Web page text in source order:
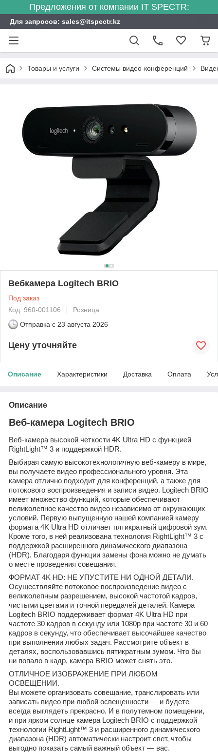
Предложения от компании IT SPECTR:
Для запросов: sales@itspectr.kz
Товары и услуги Системы видео-конференций
Вебкамера Logitech BRIO
Под заказ
Код: 960-001106
Розница
Отправка с 23 августа 2026
Цену уточняйте
Описание Характеристики Доставка Оплата
Описание
Веб-камера Logitech BRIO
Веб-камера высокой четкости 4K Ultra HD с функцией
RightLight™ 3 и поддержкой HDR.
Выбирая самую высокотехнологичную веб-камеру в мире,
вы получаете видео профессионального уровня. Эта
камера отлично подходит для конференций, а также для
потокового воспроизведения и записи видео. Logitech BRIO
имеет множество функций, которые обеспечивают
великолепное качество видео независимо от окружающих
условий. Первую выпущенную нашей компанией камеру
формата 4K Ultra HD отличает пятикратный цифровой зум.
Кроме того, в ней реализована технология RightLight™ 3 с
поддержкой расширенного динамического диапазона
(HDR). Благодаря функции замены фона можно не думать
о месте проведения совещания.
ФОРМАТ 4K HD: НЕ УПУСТИТЕ НИ ОДНОЙ ДЕТАЛИ.
Осуществляйте потоковое воспроизведение видео с
великолепным разрешением, высокой частотой кадров,
чистыми цветами и точной передачей деталей. Камера
Logitech BRIO поддерживает формат 4K Ultra HD при
частоте 30 кадров в секунду или 1080p при частоте 30 и 60
кадров в секунду, что обеспечивает высочайшее качество
при выполнении любых задач. Рассмотрите объект в
деталях, воспользовавшись пятикратным зумом. Что бы
ни попало в кадр, камера BRIO может снять это.
ОТЛИЧНОЕ ИЗОБРАЖЕНИЕ ПРИ ЛЮБОМ
ОСВЕЩЕНИИ.
Вы можете организовать совещание, транслировать или
записать видео при любой освещенности — и будете
всегда выглядеть прекрасно. И в полутемном помещении,
и при ярком солнце камера Logitech BRIO с поддержкой
технологии RightLight™ 3 и расширенного динамического
диапазона (HDR) автоматически настроит свет, чтобы
выгодно показать самый важный объект — вас.